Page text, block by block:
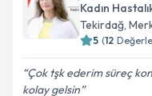
Kadın
Tekirdağ,
5 (12
Çok tşk ederim süreç
kolay gelsin